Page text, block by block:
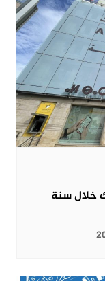
خلال سنة